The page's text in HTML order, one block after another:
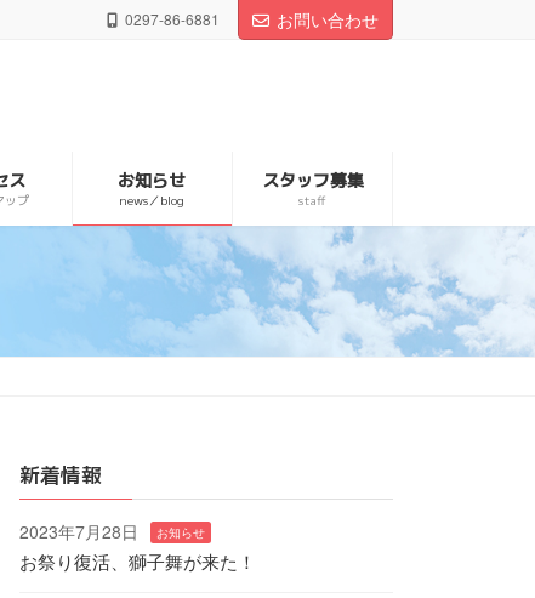
0297-86-6881 お問い合わせ
ス
ップ
お知らせ
news／blog
スタッフ募集
staff
新着情報
2023年7月28日 お知らせ
お祭り復活、獅子舞が来た！